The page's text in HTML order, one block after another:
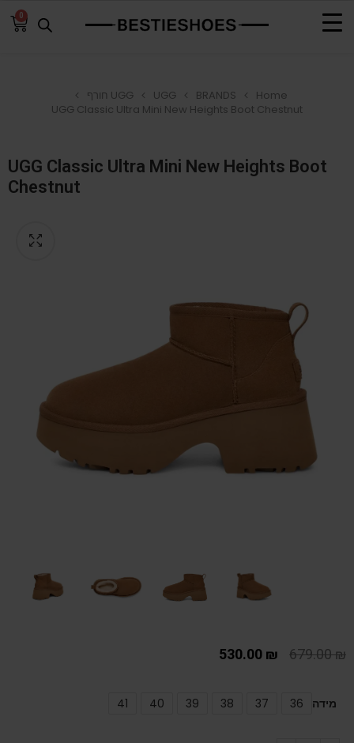
0
Home
BRANDS
UGG
UGG חורף
UGG Classic Ultra Mini New Heights Boot Chestnut
UGG Classic Ultra Mini New Heights Boot
Chestnut
679.00₪
530.00 ₪
מידה 36
37
38
39
40
41